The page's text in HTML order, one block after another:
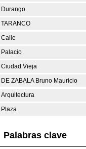
Durango
TARANCO
Calle
Palacio
Ciudad Vieja
DE ZABALA Bruno Mauricio
Arquitectura
Plaza
Palabras clave